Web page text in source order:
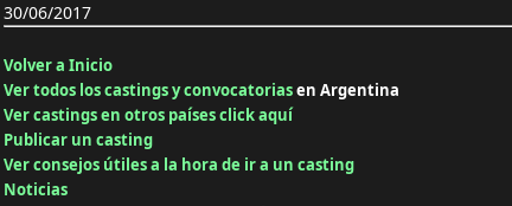
30/06/2017
Volver a Inicio
Ver todos los castings y convocatoriasen Argentina
Ver castings en otros países click aquí
Publicar un casting
Ver consejos útiles a la hora de ir a un casting
Noticias